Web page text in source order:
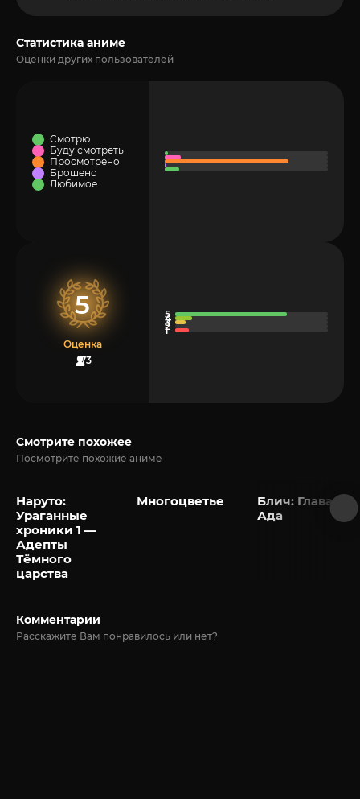
Статистика аниме
Оценки других пользователей
Смотрю
Буду смотреть
Просмотрено
Брошено
Любимое
5
Оценка
73
Смотрите похожее
Посмотрите похожие аниме
Наруто:
Ураганные
хроники 1 —
Адепты
Тёмного
царства
Многоцветье
Блич: Глава из
Ада
Комментарии
Расскажите Вам понравилось или нет?